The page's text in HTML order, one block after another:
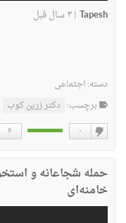
Tapesh
|۳ سال قبل
دسته:اجتماعی
برچسب: دکتر زرین کوب
۶ ۰
حمله شجاعانه و
خامنه‌ای